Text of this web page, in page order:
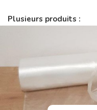
Plusieurs produits :